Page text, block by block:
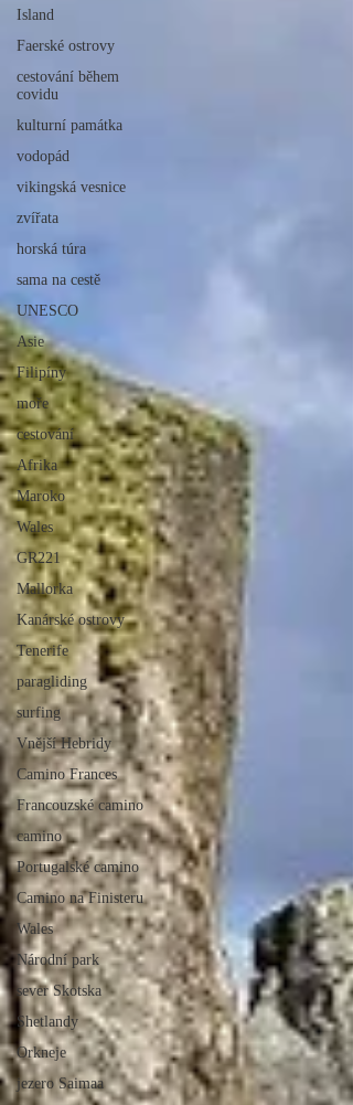
Island
Faerské ostrovy
cestování během
covidu
kulturní památka
vodopád
vikingská vesnice
zvířata
horská túra
sama na cestě
UNESCO
Asie
Filipíny
moře
cestování
Afrika
Maroko
Wales
GR221
Mallorka
Kanárské ostrovy
Tenerife
paragliding
surfing
Vnější Hebridy
Camino Frances
Francouzské camino
camino
Portugalské camino
Camino na Finisteru
Wales
Národní park
sever Skotska
Shetlandy
Orkneje
jezero Saimaa